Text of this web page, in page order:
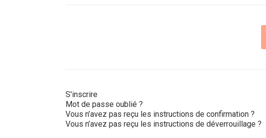
S'inscrire
Mot de passe oublié ?
Vous n’avez pas reçu les instructions de confirmation ?
Vous n’avez pas reçu les instructions de déverrouillage ?